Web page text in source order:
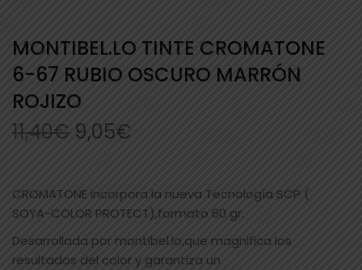
MONTIBEL.LO TINTE CROMATONE
6-67 RUBIO OSCURO MARRÓN
ROJIZO
11,40€ 9,05€
CROMATONE incorpora la nueva Tecnología SCP (
SOYA-COLOR PROTECT),formato 60 gr.
Desarrollada por montibel.lo,que magnifica los
resultados del color y garantiza un